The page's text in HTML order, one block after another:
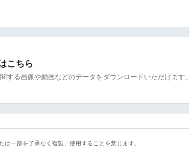
こちら
する画像や動画などのデータをダウンロードいただけます
一部を了承なく複製、使用することを禁じます。